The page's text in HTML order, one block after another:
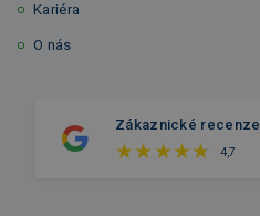
Kariéra
O nás
Zákaznické recenze
4,7